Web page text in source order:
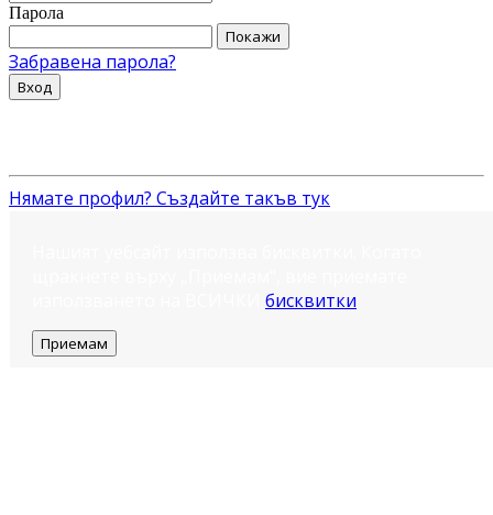
Парола
Покажи
Забравена парола?
Вход
Нямате профил? Създайте такъв тук
бисквитки
Приемам